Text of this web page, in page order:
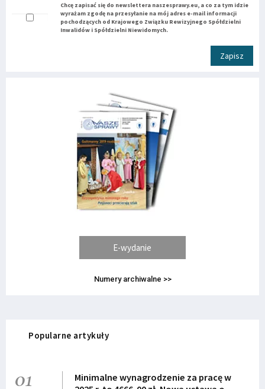
Chcę zapisać się do newslettera naszesprawy.eu, a co za tym idzie
wyrażam zgodę na przesyłanie na mój adres e-mail informacji
pochodzących od Krajowego Związku Rewizyjnego Spółdzielni
Inwalidów i Spółdzielni Niewidomych.
Zapisz
E-wydanie
Numery archiwalne >>
Popularne artykuły
01
Minimalne wynagrodzenie za pracę w